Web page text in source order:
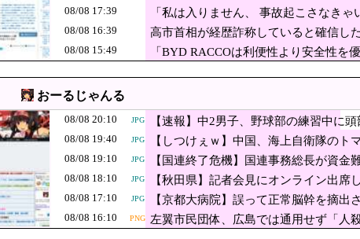
【話題】高市首相靖国参拝「適切に判断」 官房長官
JPG 韓国人「ホームプラス、4ヶ月で2500人が退職…店も商品も『ガラガラ』」→
JPG 伊・ナポリで大震災(マグニチュード4.7) [8/8]
【悲報】中国、橋の欄干が強風一発で粉々に 鉄筋ゼロ 当局「接着剤でく
原爆ドーム前に居座る”市民団体”を警官隊が
韓国人「海外YouTuberが日中韓の麺料理を比較した結果がこ
中道改革連合の埋もれた存在感 「進むも地獄、引くも地獄」3党合流で浮
中国紙、海自の「Japan Navy」呼称を批判 2018年の日韓レ
日本人主審も該当か 韓国サッカー協会、外国人審判に性接待疑惑…現地メ
JPG 韓国人「日本の柴犬くん散歩中の暑さに耐えられなかった結果」
08/08 17:39
「私は入りません、 事故起こさなき
し事故起こしたとして……
08/08 16:39
高市首相が経歴詐称していると確信し
が…」とツッコミを受けまくり……
08/08 15:49
「BYD RACCOは利便性より安全性を
おーるじゃんる
08/08 20:10 JPG
【速報】中2男子、野球部の練習中に
のCT画像みてました」
08/08 19:40 JPG
【しつけぇｗ】中国、海上自衛隊の
している」
08/08 19:10 JPG
【国連終了危機】国連事務総長が資
誰が払っていないのか言え
08/08 18:10 JPG
【秋田県】記者会見にオンライン出
が聞き取りへ
08/08 17:10 JPG
【京都大病院】誤って正常脳幹を摘
判明
08/08 16:10 PNG
左翼市民団体、広島では通用せず「人